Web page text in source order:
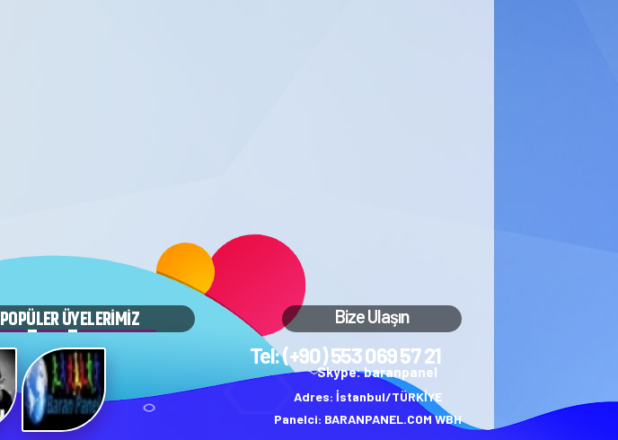
POPÜLER ÜYELERİMİZ Bize Ulaşın
Tel: (+90) 553 069 57 21
Skype: baranpanel
Adres: İstanbul/TÜRKİYE
Panelci: BARANPANEL.COM WBH